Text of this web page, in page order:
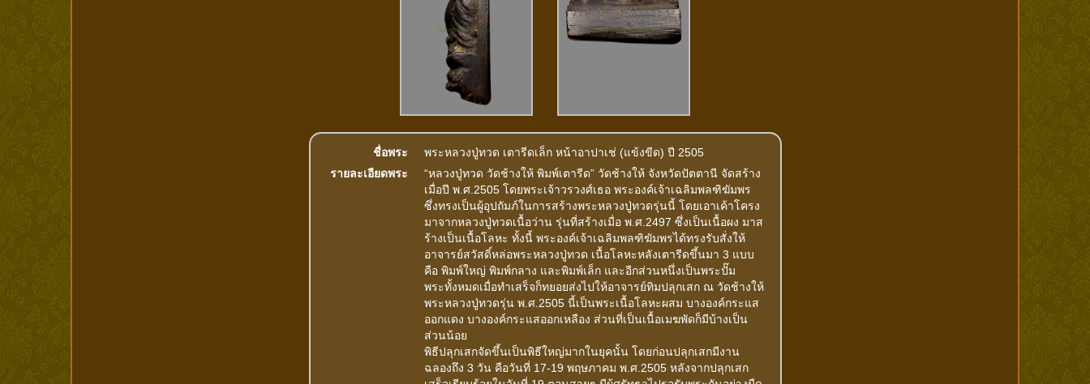
ชื่อพระ
พระหลวงปู่ทวด เตารีดเล็ก หน้าอาปาเช่ (แข้งขีด) ปี 2505
รายละเอียดพระ
“หลวงปู่ทวด วัดช้างให้ พิมพ์เตารีด” วัดช้างให้ จังหวัดปัตตานี จัดสร้าง
เมื่อปี พ.ศ.2505 โดยพระเจ้าวรวงศ์เธอ พระองค์เจ้าเฉลิมพลฑิฆัมพร
ซึ่งทรงเป็นผู้อุปถัมภ์ในการสร้างพระหลวงปู่ทวดรุ่นนี้ โดยเอาเค้าโครง
มาจากหลวงปู่ทวดเนื้อว่าน รุ่นที่สร้างเมื่อ พ.ศ.2497 ซึ่งเป็นเนื้อผง มาส
ร้างเป็นเนื้อโลหะ ทั้งนี้ พระองค์เจ้าเฉลิมพลฑิฆัมพรได้ทรงรับสั่งให้
อาจารย์สวัสดิ์หล่อพระหลวงปู่ทวด เนื้อโลหะหลังเตารีดขึ้นมา 3 แบบ
คือ พิมพ์ใหญ่ พิมพ์กลาง และพิมพ์เล็ก และอีกส่วนหนึ่งเป็นพระปั๊ม
พระทั้งหมดเมื่อทำเสร็จก็ทยอยส่งไปให้อาจารย์ทิมปลุกเสก ณ วัดช้างให้
พระหลวงปู่ทวดรุ่น พ.ศ.2505 นี้เป็นพระเนื้อโลหะผสม บางองค์กระแส
ออกแดง บางองค์กระแสออกเหลือง ส่วนที่เป็นเนื้อเมฆพัดก็มีบ้างเป็น
ส่วนน้อย
พิธีปลุกเสกจัดขึ้นเป็นพิธีใหญ่มากในยุคนั้น โดยก่อนปลุกเสกมีงาน
ฉลองถึง 3 วัน คือวันที่ 17-19 พฤษภาคม พ.ศ.2505 หลังจากปลุกเสก